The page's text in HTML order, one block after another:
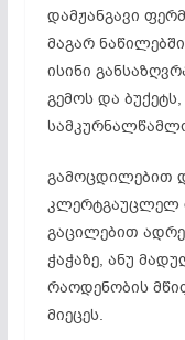
დამჟანგავი
მაგარ
ისინი
გემოს და
გამოცდილებით
კლერტგაუცლელ
გაცილებით
ჭაჭაზე, ანუ
რაოდენობის
მიეცეს.